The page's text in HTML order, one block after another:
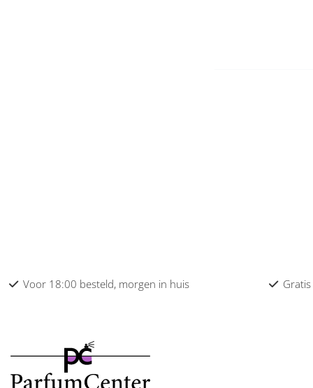
Voor 18:00 besteld, morgen in huis